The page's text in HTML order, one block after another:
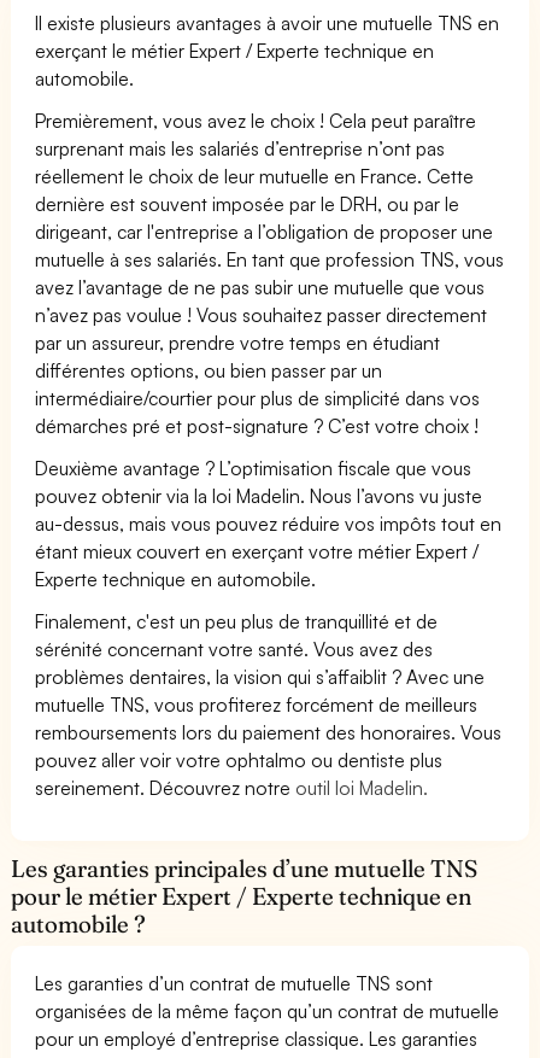
Il existe plusieurs avantages à avoir une mutuelle TNS en
exerçant le métier Expert / Experte technique en
automobile.
Premièrement, vous avez le choix ! Cela peut paraître
surprenant mais les salariés d’entreprise n’ont pas
réellement le choix de leur mutuelle en France. Cette
dernière est souvent imposée par le DRH, ou par le
dirigeant, car l'entreprise a l’obligation de proposer une
mutuelle à ses salariés. En tant que profession TNS, vous
avez l’avantage de ne pas subir une mutuelle que vous
n’avez pas voulue ! Vous souhaitez passer directement
par un assureur, prendre votre temps en étudiant
différentes options, ou bien passer par un
intermédiaire/courtier pour plus de simplicité dans vos
démarches pré et post-signature ? C’est votre choix !
Deuxième avantage ? L’optimisation fiscale que vous
pouvez obtenir via la loi Madelin. Nous l’avons vu juste
au-dessus, mais vous pouvez réduire vos impôts tout en
étant mieux couvert en exerçant votre métier Expert /
Experte technique en automobile.
Finalement, c'est un peu plus de tranquillité et de
sérénité concernant votre santé. Vous avez des
problèmes dentaires, la vision qui s’affaiblit ? Avec une
mutuelle TNS, vous profiterez forcément de meilleurs
remboursements lors du paiement des honoraires. Vous
pouvez aller voir votre ophtalmo ou dentiste plus
sereinement. Découvrez notre outil loi Madelin.
Les garanties principales d’une mutuelle TNS
pour le métier Expert / Experte technique en
automobile ?
Les garanties d’un contrat de mutuelle TNS sont
organisées de la même façon qu’un contrat de mutuelle
pour un employé d’entreprise classique. Les garanties